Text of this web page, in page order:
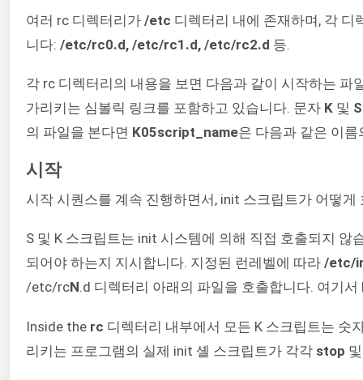
여러 rc 디렉터리가 /etc 디렉터리 내에 존재하며, 각
니다: /etc/rc0.d, /etc/rc1.d, /etc/rc2.d 등.
각 rc 디렉터리의 내용을 보면 다음과 같이 시작하는 파
가리키는 심볼릭 링크를 포함하고 있습니다. 문자 K 및 S
의 파일을 본다면 K05script_name은 다음과 같은 이
시작
시작 시퀀스를 계속 진행하면서, init 스크립트가 어떻
S 및 K 스크립트는 init 시스템에 의해 직접 호출되지 않
되어야 하는지 지시합니다. 지정된 런레벨에 따라 /etc/
/etc/rcN.d 디렉터리 아래의 파일을 호출합니다. 여기
Inside the rc 디렉터리 내부에서 모든 K 스크립트는 숫
리키는 프로그램의 실제 init 셸 스크립트가 각각 stop